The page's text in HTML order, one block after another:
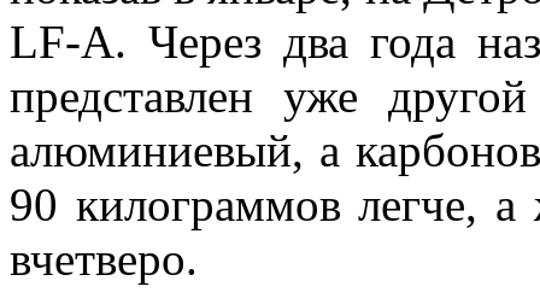
LF-A. Через два года
представлен уже
алюминиевый, а
90 килограммов легче, а
вчетверо.